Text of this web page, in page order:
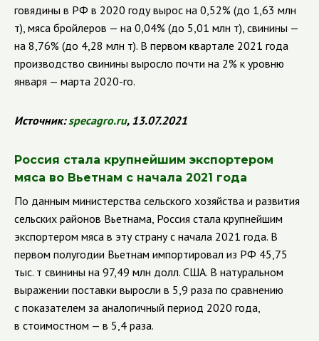
говядины в РФ в 2020 году вырос на 0,52% (до 1,63 млн
т), мяса бройлеров — на 0,04% (до 5,01 млн т), свинины —
на 8,76% (до 4,28 млн т). В первом квартале 2021 года
производство свинины выросло почти на 2% к уровню
января — марта 2020-го.
Источник:specagro.ru, 13.07.2021
Россия стала крупнейшим экспортером
мяса во Вьетнам с начала 2021 года
По данным министерства сельского хозяйства и развития
сельских районов Вьетнама, Россия стала крупнейшим
экспортером мяса в эту страну с начала 2021 года. В
первом полугодии Вьетнам импортировал из РФ 45,75
тыс. т свинины на 97,49 млн долл. США. В натуральном
выражении поставки выросли в 5,9 раза по сравнению
с показателем за аналогичный период 2020 года,
в стоимостном — в 5,4 раза.